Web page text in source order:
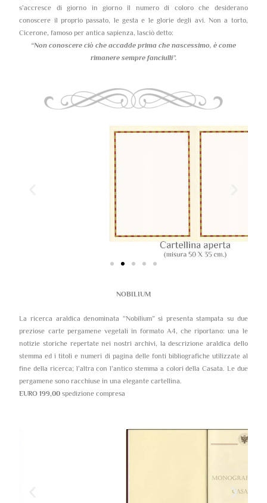
s’accresce di giorno in giorno il numero di coloro che desiderano
conoscere il proprio passato, le gesta e le glorie degli avi. Non a torto,
Cicerone, famoso per antica sapienza, lasciò detto:
“Non conoscere ciò che accadde prima che nascessimo, è come
rimanere sempre fanciulli”.
NOBILIUM
La ricerca araldica denominata “Nobilium” si presenta stampata su due
preziose carte pergamene vegetali in formato A4, che riportano: una le
notizie storiche repertate nei nostri archivi, la descrizione araldica dello
stemma ed i titoli e numeri di pagina delle fonti bibliografiche utilizzate al
fine della ricerca; l’altra con l’antico stemma a colori della Casata. Le due
pergamene sono racchiuse in una elegante cartellina.
EURO 199,00 spedizione compresa